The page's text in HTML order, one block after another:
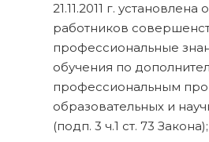
21.11.2011 г. установлена
работников
профессиональные
обучения по
профессиональным
образовательных и
(подп. 3 ч.1 ст. 73 Закона);